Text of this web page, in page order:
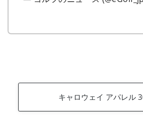
キャロウェイ アパレル